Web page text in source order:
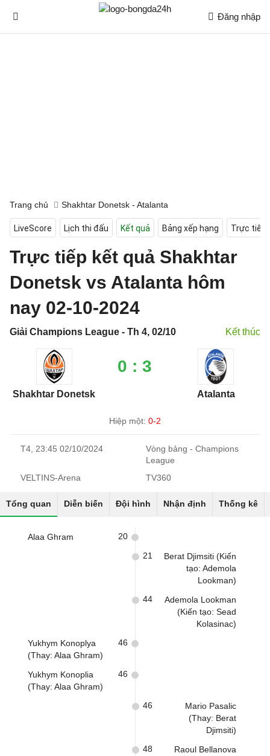
Đăng nhập
Trang chủ Shakhtar Donetsk - Atalanta
LiveScore Lịch thi đấu Kết quả Bảng xếp hạng Trực tiếp
Trực tiếp kết quả Shakhtar
Donetsk vs Atalanta hôm
nay 02-10-2024
Giải Champions League - Th 4, 02/10 Kết thúc
Shakhtar Donetsk
0 : 3
Atalanta
Hiệp một: 0-2
T4, 23:45 02/10/2024
Vòng bảng - Champions
League
VELTINS-Arena
TV360
Tổng quan Diễn biến Đội hình Nhận định Thống kê
Alaa Ghram 20
Berat Djimsiti (Kiến
tạo: Ademola
Lookman)
21
Ademola Lookman
(Kiến tạo: Sead
Kolasinac)
44
Yukhym Konoplya
(Thay: Alaa Ghram)
46
Yukhym Konoplia
(Thay: Alaa Ghram)
46
Mario Pasalic
(Thay: Berat
Djimsiti)
46
Raoul Bellanova
48